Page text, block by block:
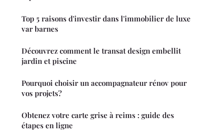
Top 5 raisons d'investir dans l'immobilier de luxe
var barnes
Découvrez comment le transat design embellit
jardin et piscine
Pourquoi choisir un accompagnateur rénov pour
vos projets?
Obtenez votre carte grise à reims : guide des
étapes en ligne